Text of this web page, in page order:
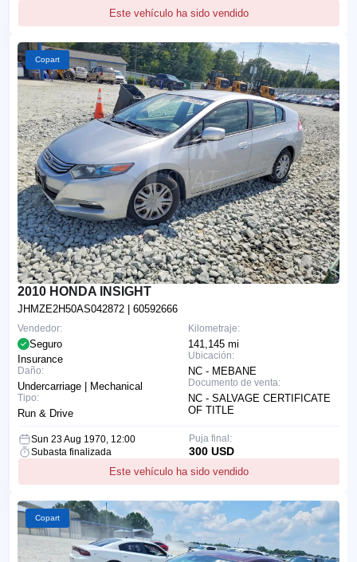
Este vehículo ha sido vendido
Copart
2010 HONDA INSIGHT
JHMZE2H50AS042872 | 60592666
Kilometraje:
141,145 mi
Ubicación:
NC - MEBANE
Documento de venta:
NC - SALVAGE CERTIFICATE
OF TITLE
Vendedor:
Seguro
Insurance
Daño:
Undercarriage | Mechanical
Tipo:
Run & Drive
Sun 23 Aug 1970, 12:00
Subasta finalizada
Este vehículo ha sido vendido
Puja final:
300 USD
Copart